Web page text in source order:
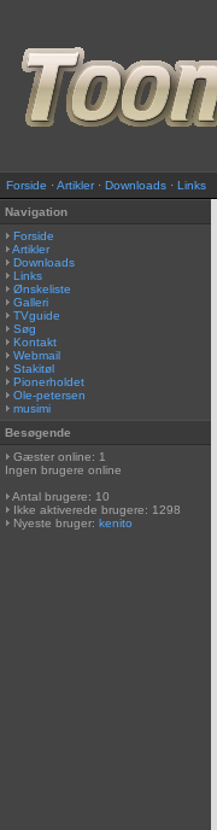
Forside · Artikler· Downloads · Links
Navigation
Forside
Artikler
Downloads
Links
Ønskeliste
Galleri
TVguide
Søg
Kontakt
Webmail
Stakitøl
Pionerholdet
Ole-petersen
musimi
Besøgende
Gæster online: 1
Ingen brugere online
Antal brugere: 10
Ikke aktiverede brugere: 1298
Nyeste bruger: kenito